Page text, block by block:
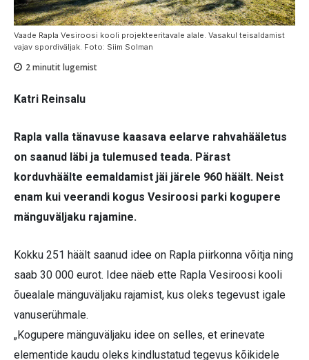
Vaade Rapla Vesiroosi kooli projekteeritavale alale. Vasakul teisaldamist
vajav spordiväljak. Foto: Siim Solman
2minutit lugemist
Katri Reinsalu
Rapla valla tänavuse kaasava eelarve rahvahääletus
on saanud läbi ja tulemused teada. Pärast
korduvhäälte eemaldamist jäi järele 960 häält. Neist
enam kui veerandi kogus Vesiroosi parki kogupere
mänguväljaku rajamine.
Kokku 251 häält saanud idee on Rapla piirkonna võitja ning
saab 30 000 eurot. Idee näeb ette Rapla Vesiroosi kooli
õuealale mänguväljaku rajamist, kus oleks tegevust igale
vanuserühmale.
„Kogupere mänguväljaku idee on selles, et erinevate
elementide kaudu oleks kindlustatud tegevus kõikidele